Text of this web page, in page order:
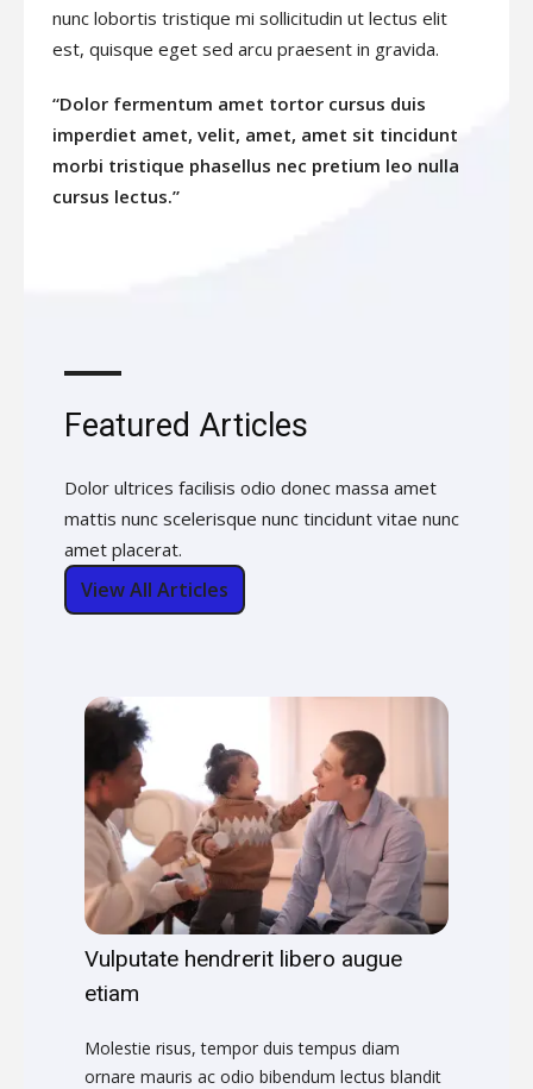
nunc lobortis tristique mi sollicitudin ut lectus elit
est, quisque eget sed arcu praesent in gravida.
“Dolor fermentum amet tortor cursus duis
imperdiet amet, velit, amet, amet sit tincidunt
morbi tristique phasellus nec pretium leo nulla
cursus lectus.”
Featured Articles
Dolor ultrices facilisis odio donec massa amet
mattis nunc scelerisque nunc tincidunt vitae nunc
amet placerat.
View All Articles
Vulputate hendrerit libero augue
etiam
Molestie risus, tempor duis tempus diam
ornare mauris ac odio bibendum lectus blandit